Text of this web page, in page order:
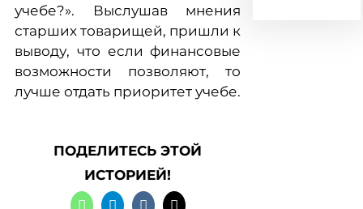
учебе?». Выслушав мнения
старших товарищей, пришли к
выводу, что если финансовые
возможности позволяют, то
лучше отдать приоритет учебе.
ПОДЕЛИТЕСЬ ЭТОЙ
ИСТОРИЕЙ!